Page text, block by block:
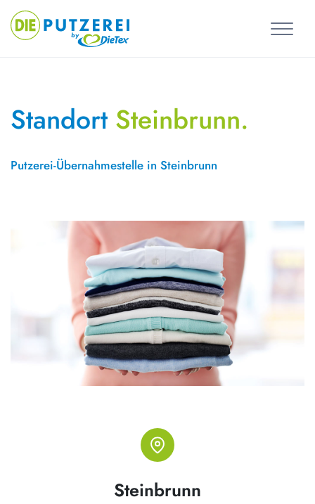
Skip
content
Standort Steinbrunn.
Putzerei-Übernahmestelle in Steinbrunn
Steinbrunn